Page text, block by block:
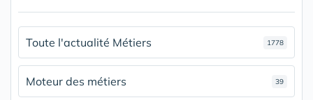
Toute l'actualité Métiers 1778
Moteur des métiers 39